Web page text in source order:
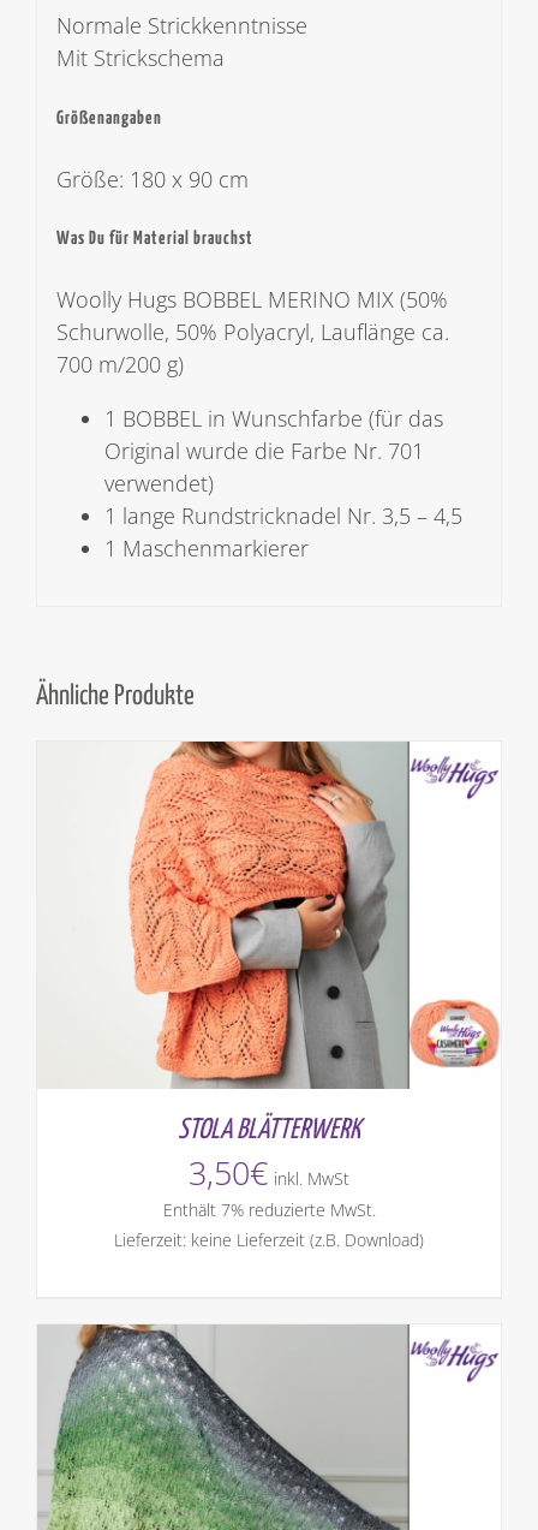
Normale Strickkenntnisse
Mit Strickschema
Größenangaben
Größe: 180 x 90 cm
Was Du für Material brauchst
Woolly Hugs BOBBEL MERINO MIX (50%
Schurwolle, 50% Polyacryl, Lauflänge ca.
700 m/200 g)
1 BOBBEL in Wunschfarbe (für das
Original wurde die Farbe Nr. 701
verwendet)
1 lange Rundstricknadel Nr. 3,5 – 4,5
1 Maschenmarkierer
Ähnliche Produkte
STOLA BLÄTTERWERK
3,50€ inkl. MwSt
Enthält 7% reduzierte MwSt.
Lieferzeit: keine Lieferzeit (z.B. Download)